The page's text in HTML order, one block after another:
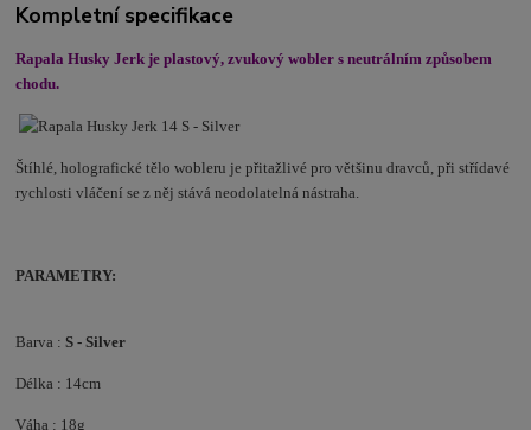
Kompletní specifikace
Rapala Husky Jerk je plastový, zvukový wobler s neutrálním způsobem
chodu.
Štíhlé, holografické tělo wobleru je přitažlivé pro většinu dravců, při střídavé
rychlosti vláčení se z něj stává neodolatelná nástraha.
PARAMETRY:
Barva :S - Silver
Délka : 14cm
Váha : 18g